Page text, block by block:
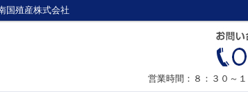
国殖産株式会社
営業時間：８：３０～